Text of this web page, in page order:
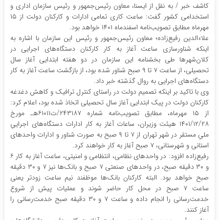
کاشف خبر / به نقل از ایسنا، معاون رئیس‌جمهور و رئیس سازمان اداری و
استخدامی کشور گفت: ساعت کاری تمامی ادارات و کارکنان دولت از ۱۵
مهرماه مطابق تصویب‌نامه اسفندماه ۱۴۰۱ خواهد بود.
علاء‌الدین رفیع‌زاده؛ معاون رئیس‌جمهور و رئیس این سازمان با اشاره به
اینکه شناورسازی ساعت آغاز به کار کارکنان دستگاه‌های اجرایی در
کلان‌شهرها طی بخشنامه این سازمان در دو هفته ابتدایی آغاز سال
تحصیلی، از ساعت ۷ تا ۹ صبح شناور شده بود، از بازگشت ساعت آغاز به کار
دستگاه‌های اجرایی به روال گذشته خبر داد.
وی با تاکید بر اینکه تصمیم دولت در راستای کنترل ترافیک و کاهش دغدغه
کارکنان دولت در پیک ابتدایی آغاز سال تحصیلی اتخاذ شده بود، اعلام کرد:
از ۱۵ مهرماه، مطابق تصویب‌نامه شماره ۲۴۳۱۸۷‏/ت۶۱۰۱۱هـ مورخ
۲۸‏/۱۲‏/۱۴۰۱ هیئت وزیران، ساعات آغاز به کار ادارات دستگاه‌های اجراییِ
ملیِ مستقر در شهر تهران از ۷ تا ۹ صبح به صورت شناور و ادارات واحدهای
استانی و شهرستانی، ۷ صبح آغاز به کار خواهند کرد.
رفیع‌زاده افزود: در واحدهای نظامی، انتظامی و امنیتی، ساعت آغاز به کار ۶
و ۳۰ دقیقه صبح، در واحدهای صنعتی ۷ صبح و بانک‌ها نیز ۷ و ۳۰ دقیقه
صبح خواهد بود. البته کارکنان بانک‌ها موظفند نیم ساعت زودتر یعنی
ساعت ۷ صبح در محل کار حاضر شوند و عملیات پیش از شروع
خدمت‌رسانی را انجام داده و ساعت ۷ و ۳۰ دقیقه صبح خدمت‌رسانی را
آغاز کنند.